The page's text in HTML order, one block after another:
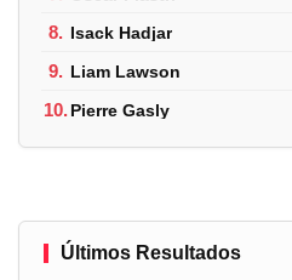
8. Isack Hadjar
9. Liam Lawson
10.Pierre Gasly
Últimos Resultados